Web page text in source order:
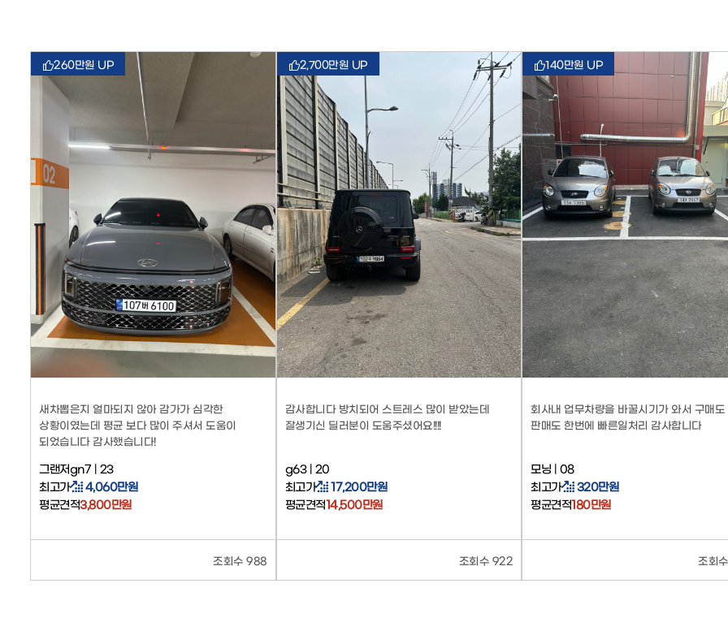
260만원 UP
새차뽑은지 얼마되지 않아 감가가 심각한
상황이였는데 평균 보다 많이 주셔서 도움이
되었습니다 감사했습니다!
그랜저gn7 | 23
최고가
4,060만원
평균견적3,800만원
조회수 988
2,700만원 UP
감사합니다 방치되어 스트레스 많이 받았는데
잘생기신 딜러분이 도움주셨어요!!!!
g63 | 20
최고가
17,200만원
평균견적14,500만원
조회수 922
140만원 UP
회사내 업무차량을 바꿀시기가 와서 구매도
판매도 한번에 빠른일처리 감사합니다
모닝 | 08
최고가
320만원
평균견적180만원
조회